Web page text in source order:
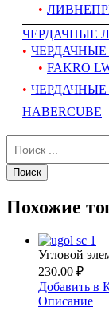
ЧЕРДАЧНЫЕ
ЧЕРДАЧНЫЕ
FAKRO
ЧЕРДАЧНЫЕ
HABERCUBE
Похожие
Угловой
230.00 ₽
Добавить в
Описание